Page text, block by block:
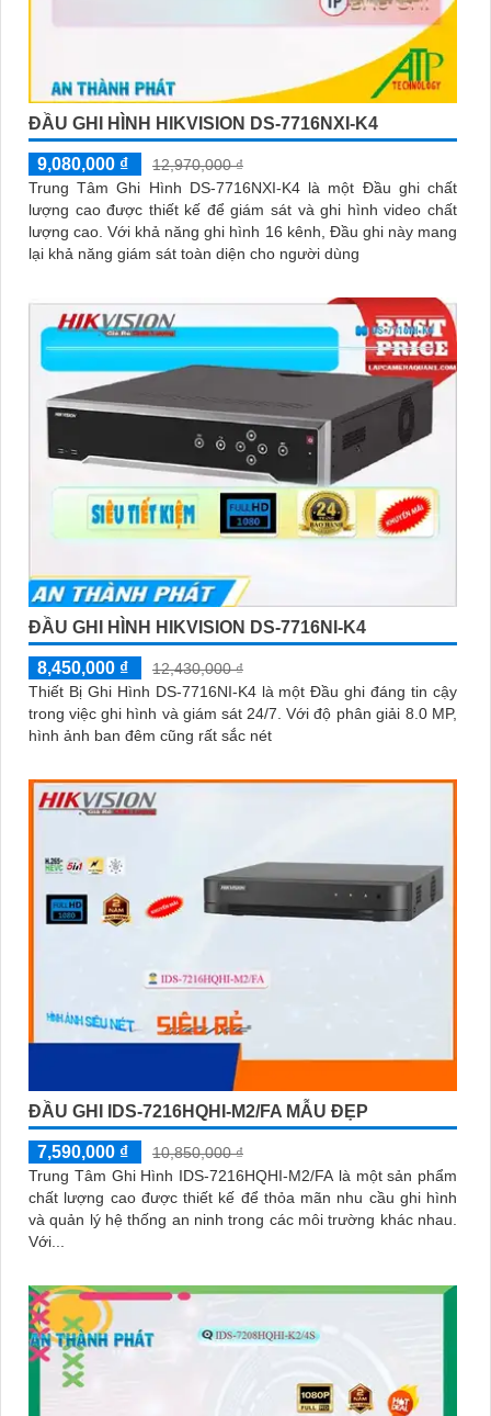
ĐẦU GHI HÌNH HIKVISION DS-7716NXI-K4
9,080,000 ₫
12,970,000 ₫
Trung Tâm Ghi Hình DS-7716NXI-K4 là một Đầu ghi chất
lượng cao được thiết kế để giám sát và ghi hình video chất
lượng cao. Với khả năng ghi hình 16 kênh, Đầu ghi này mang
lại khả năng giám sát toàn diện cho người dùng
ĐẦU GHI HÌNH HIKVISION DS-7716NI-K4
8,450,000 ₫
12,430,000 ₫
Thiết Bị Ghi Hình DS-7716NI-K4 là một Đầu ghi đáng tin cậy
trong việc ghi hình và giám sát 24/7. Với độ phân giải 8.0 MP,
hình ảnh ban đêm cũng rất sắc nét
ĐẦU GHI IDS-7216HQHI-M2/FA MẪU ĐẸP
7,590,000 ₫
10,850,000 ₫
Trung Tâm Ghi Hình IDS-7216HQHI-M2/FA là một sản phẩm
chất lượng cao được thiết kế để thỏa mãn nhu cầu ghi hình
và quản lý hệ thống an ninh trong các môi trường khác nhau.
Với...